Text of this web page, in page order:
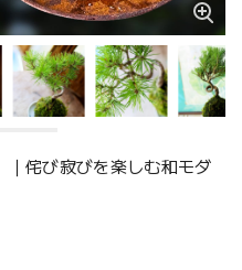
｜侘び寂びを楽しむ和モダ